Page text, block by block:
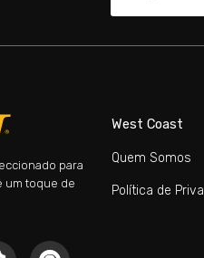
para
um toque de
West Coast
Quem Somos
Política de